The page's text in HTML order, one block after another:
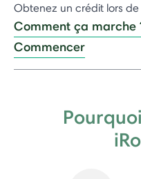
Obtenez un crédit lors
Comment ça marche
Commencer